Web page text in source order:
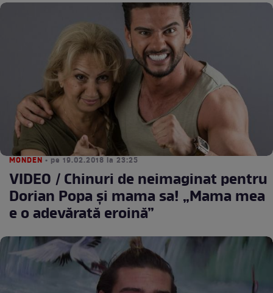
MONDEN • pe 19.02.2018 la 23:25
VIDEO / Chinuri de neimaginat pentru
Dorian Popa şi mama sa! „Mama mea
e o adevărată eroină”